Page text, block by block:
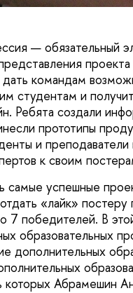
—
командам
студентам и
Ребята создали
прототипы
и
к своим
самые успешные
«лайк»
7 победителей. В
образовательных
дополнительных
которых Абрамешин